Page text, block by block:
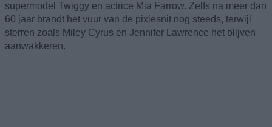
supermodel Twiggy en actrice Mia Farrow. Zelfs na meer dan
60 jaar brandt het vuur van de pixiesnit nog steeds, terwijl
sterren zoals Miley Cyrus en Jennifer Lawrence het blijven
aanwakkeren.